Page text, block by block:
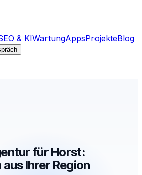
& KIWartungAppsProjekteBlog
für Horst:
Ihrer Region